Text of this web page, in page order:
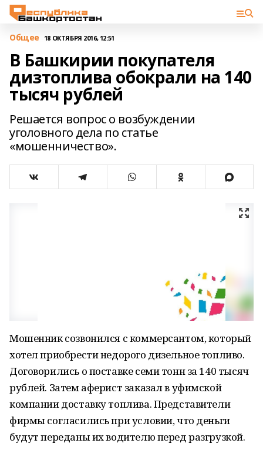
Общее 18 ОКТЯБРЯ 2016, 12:51
В Башкирии покупателя
дизтоплива обокрали на 140
тысяч рублей
Решается вопрос о возбуждении
уголовного дела по статье
«мошенничество».
Мошенник созвонился с коммерсантом, который
хотел приобрести недорого дизельное топливо.
Договорились о поставке семи тонн за 140 тысяч
рублей. Затем аферист заказал в уфимской
компании доставку топлива. Представители
фирмы согласились при условии, что деньги
будут переданы их водителю перед разгрузкой.